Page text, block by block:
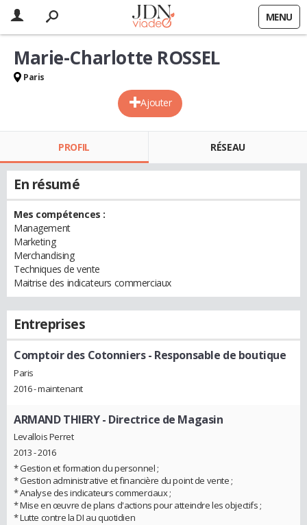
MENU
Ajouter
Marie-Charlotte ROSSEL
Paris
PROFIL RÉSEAU
En résumé
Mes compétences :
Management
Marketing
Merchandising
Techniques de vente
Maitrise des indicateurs commerciaux
Entreprises
Comptoir des Cotonniers- Responsable de boutique
Paris
2016 - maintenant
ARMAND THIERY- Directrice de Magasin
Levallois Perret
2013 - 2016
* Gestion et formation du personnel ;
* Gestion administrative et financière du point de vente ;
* Analyse des indicateurs commerciaux ;
* Mise en œuvre de plans d'actions pour atteindre les objectifs ;
* Lutte contre la DI au quotidien